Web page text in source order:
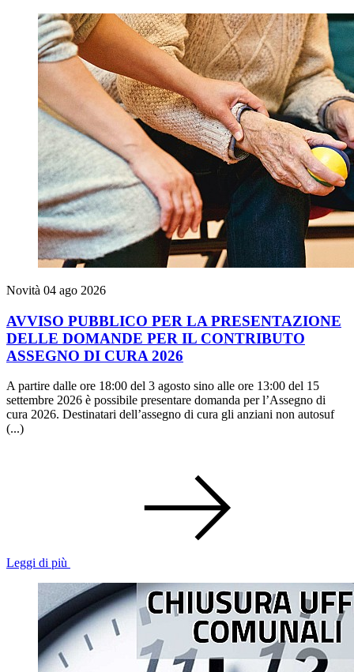
Novità 04 ago 2026
AVVISO PUBBLICO PER LA PRESENTAZIONE
DELLE DOMANDE PER IL CONTRIBUTO
ASSEGNO DI CURA 2026
A partire dalle ore 18:00 del 3 agosto sino alle ore 13:00 del 15
settembre 2026 è possibile presentare domanda per l’Assegno di
cura 2026. Destinatari dell’assegno di cura gli anziani non autosuf
(...)
Leggi di più